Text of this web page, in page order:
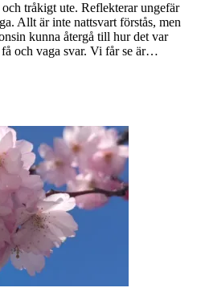
tråkigt ute. Reflekterar ungefär
Allt är inte nattsvart förstås, men
kunna återgå till hur det var
och vaga svar. Vi får se är…